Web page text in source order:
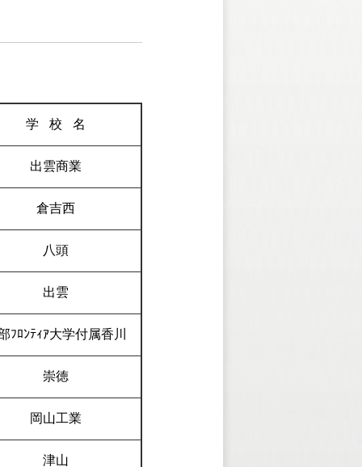
学校 名
出雲商業
倉吉西
八頭
出雲
ﾌﾛﾝﾃｨｱ大学付属香川
崇徳
岡山工業
津山